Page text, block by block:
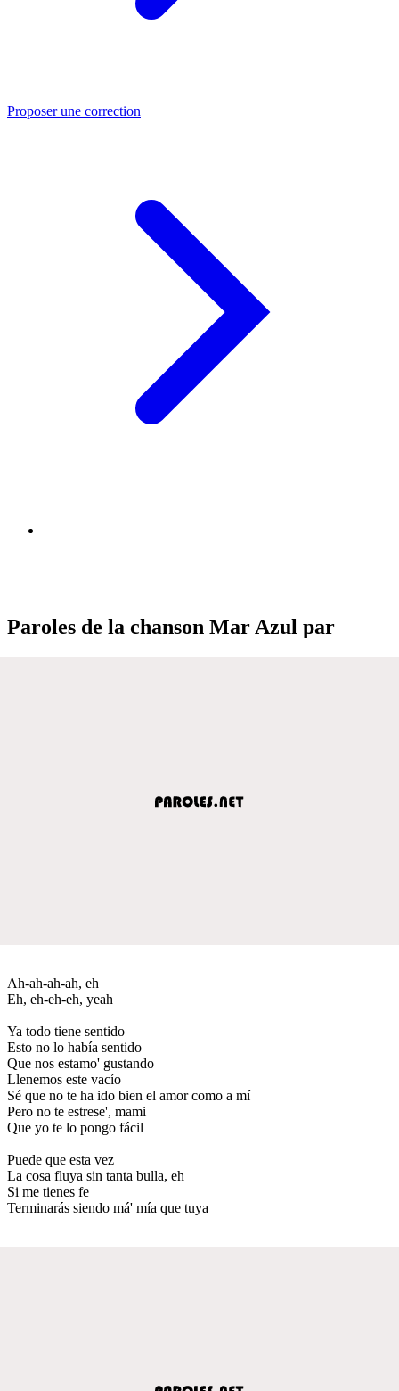
Proposer une correction
Paroles de la chanson Mar Azul par
Ah-ah-ah-ah, eh
Eh, eh-eh-eh, yeah
Ya todo tiene sentido
Esto no lo había sentido
Que nos estamo' gustando
Llenemos este vacío
Sé que no te ha ido bien el amor como a mí
Pero no te estrese', mami
Que yo te lo pongo fácil
Puede que esta vez
La cosa fluya sin tanta bulla, eh
Si me tienes fe
Terminarás siendo má' mía que tuya